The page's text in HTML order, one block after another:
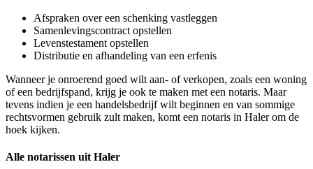
Afspraken over een schenking vastleggen
Samenlevingscontract opstellen
Levenstestament opstellen
Distributie en afhandeling van een erfenis
Wanneer je onroerend goed wilt aan- of verkopen, zoals een woning
of een bedrijfspand, krijg je ook te maken met een notaris. Maar
tevens indien je een handelsbedrijf wilt beginnen en van sommige
rechtsvormen gebruik zult maken, komt een notaris in Haler om de
hoek kijken.
Alle notarissen uit Haler